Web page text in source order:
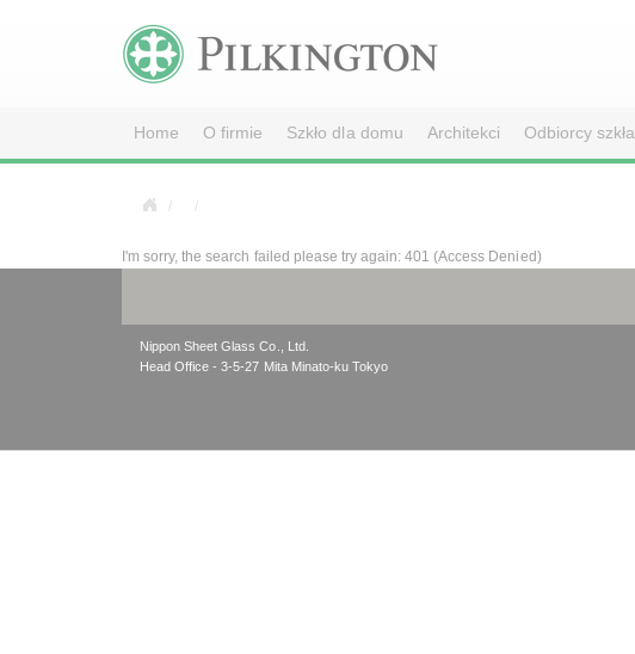
Home O firmie Szkło dla domu Architekci Odbiorcy szkła
I'm sorry, the search failed please try again: 401 (Access Denied)
Nippon Sheet Glass Co., Ltd.
Head Office - 3-5-27 Mita Minato-ku Tokyo